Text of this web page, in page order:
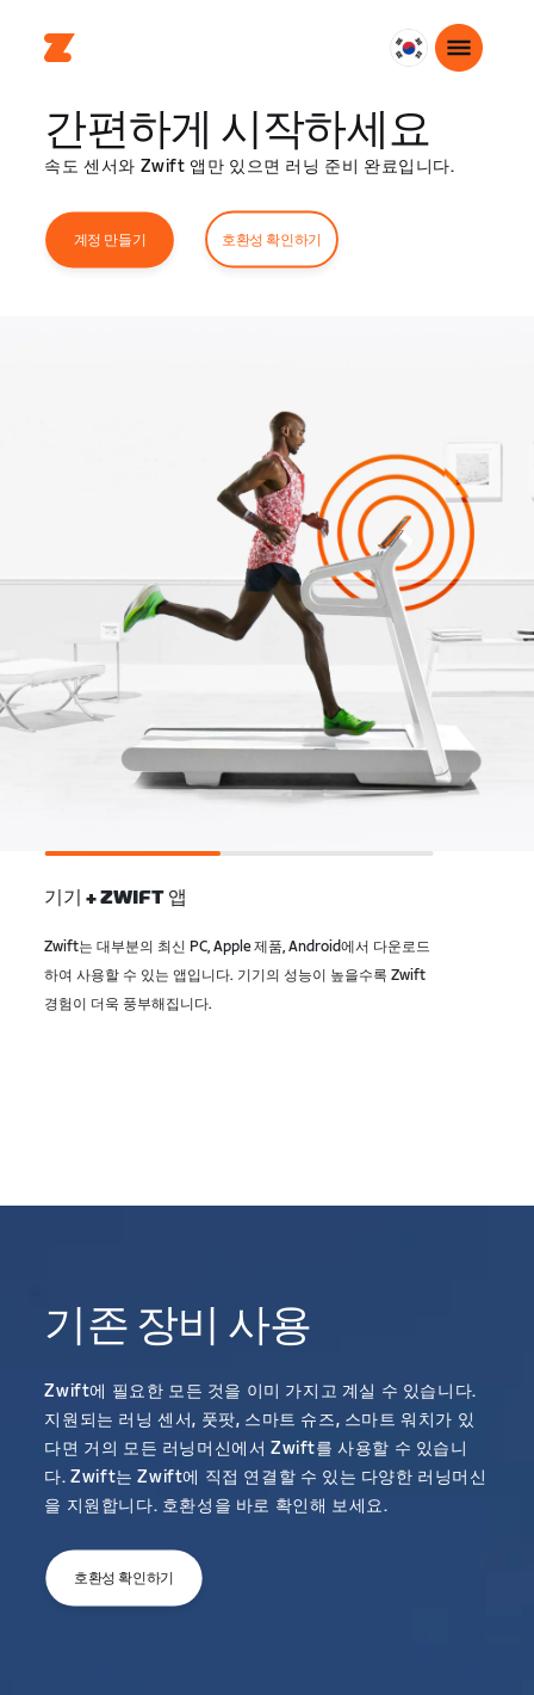
대
민
국
한
간편하게 시작하세요
속도 센서와 Zwift 앱만 있으면 러닝 준비 완료입니다.
계정 만들기 호환성 확인하기
기기 + ZWIFT 앱
Zwift는 대부분의 최신 PC, Apple 제품, Android에서 다운로드
하여 사용할 수 있는 앱입니다. 기기의 성능이 높을수록 Zwift
경험이 더욱 풍부해집니다.
기존 장비 사용
Zwift에 필요한 모든 것을 이미 가지고 계실 수 있습니다.
지원되는 러닝 센서, 풋팟, 스마트 슈즈, 스마트 워치가 있
다면 거의 모든 러닝머신에서 Zwift를 사용할 수 있습니
다. Zwift는 Zwift에 직접 연결할 수 있는 다양한 러닝머신
을 지원합니다. 호환성을 바로 확인해 보세요.
호환성 확인하기